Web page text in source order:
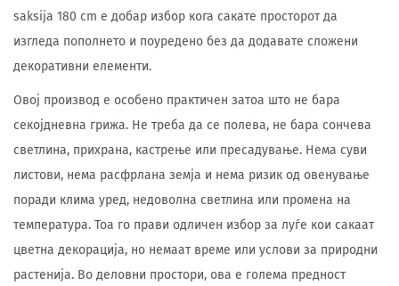
saksija 180 cm е добар избор кога сакате просторот да
изгледа пополнето и поуредено без да додавате сложени
декоративни елементи.
Овој производ е особено практичен затоа што не бара
секојдневна грижа. Не треба да се полева, не бара сончева
светлина, прихрана, кастрење или пресадување. Нема суви
листови, нема расфрлана земја и нема ризик од овенување
поради клима уред, недоволна светлина или промена на
температура. Тоа го прави одличен избор за луѓе кои сакаат
цветна декорација, но немаат време или услови за природни
растенија. Во деловни простори, ова е голема предност